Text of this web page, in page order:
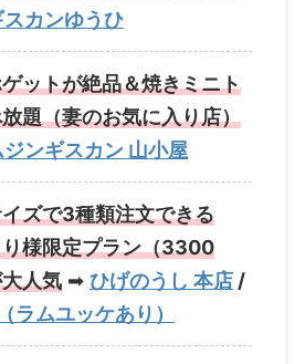
スカンゆうひ
ットが絶品＆焼きミニト
題（妻のお気に入り店）
ンギスカン 山小屋
ズで3種類注文できる
様限定プラン（3300
人気 ➡ ひげのうし 本店 /
ラムユッケあり）